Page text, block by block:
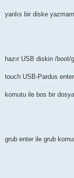
yanlıs bir diske
hazır USB diskin /boot/
touch USB-Pardus enter
komutu ile bos bir
grub enter ile grub